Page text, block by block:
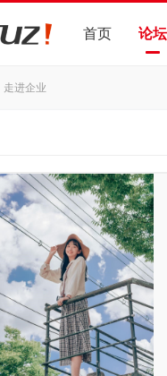
首页 论坛
走进企业